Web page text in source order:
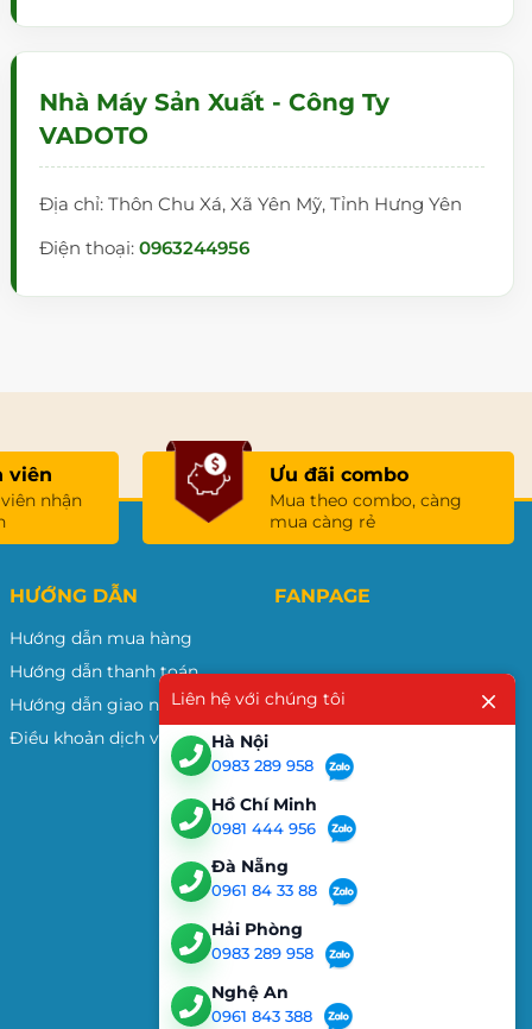
Nhà Máy Sản Xuất - Công Ty
VADOTO
Địa chỉ: Thôn Chu Xá, Xã Yên Mỹ, Tỉnh Hưng Yên
Điện thoại:0963244956
viên
nhận
Ưu đãi combo
Mua theo combo, càng
mua càng rẻ
HƯỚNG DẪN
Hướng dẫn mua hàng
Hướng dẫn thanh toán
Hướng dẫn giao nhận
Điều khoản dịch vụ
FANPAGE
Liên hệ với chúng tôi
Hà Nội
0983 289 958
Hồ Chí Minh
0981 444 956
Đà Nẵng
0961 84 33 88
Hải Phòng
0983 289 958
Nghệ An
0961 843 388